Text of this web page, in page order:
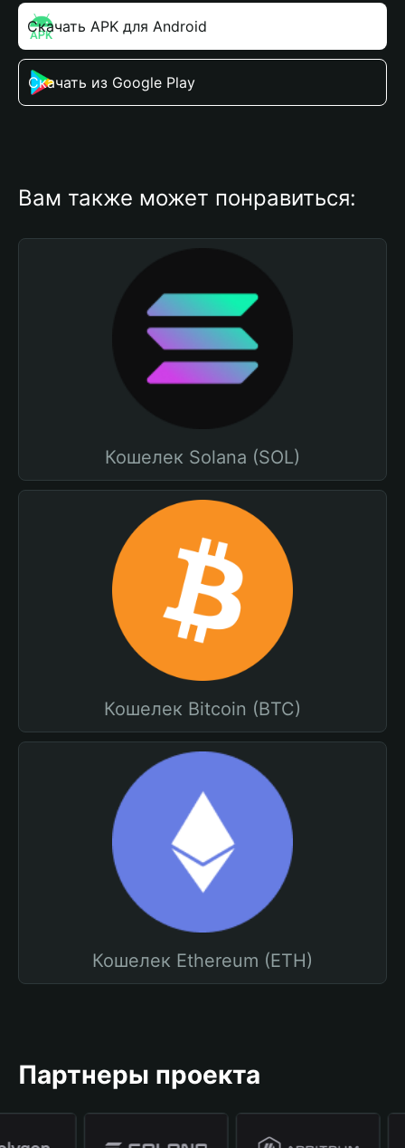
Скачать APK для Android
Скачать из Google Play
Вам также может понравиться:
Кошелек Solana (SOL)
Кошелек Bitcoin (BTC)
Кошелек Ethereum (ETH)
Партнеры проекта